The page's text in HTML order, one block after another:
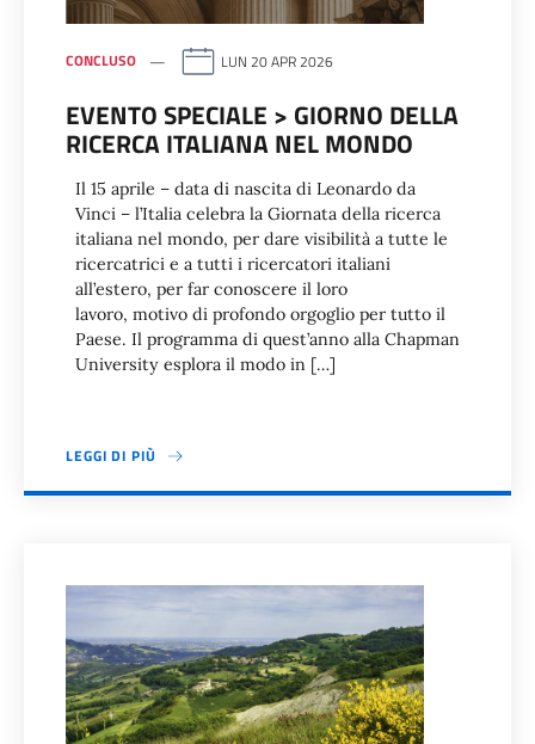
CONCLUSO LUN 20 APR 2026
EVENTO SPECIALE > GIORNO DELLA
RICERCA ITALIANA NEL MONDO
Il 15 aprile – data di nascita di Leonardo da
Vinci – l’Italia celebra la Giornata della ricerca
italiana nel mondo, per dare visibilità a tutte le
ricercatrici e a tutti i ricercatori italiani
all’estero, per far conoscere il loro
lavoro, motivo di profondo orgoglio per tutto il
Paese. Il programma di quest’anno alla Chapman
University esplora il modo in […]
LEGGI DI PIÙ